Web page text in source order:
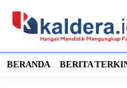
BERANDA BERITA